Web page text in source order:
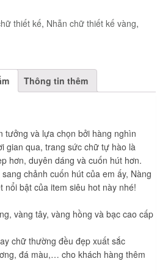
thiết kế, Nhẫn chữ thiết kế vàng,
Thông tin thêm
tưởng và lựa chọn bởi hàng nghìn
gian qua, trang sức chữ tự hào là
hơn, duyên dáng và cuốn hút hơn.
chảnh cuốn hút của em ấy, Nàng
nổi bật của item siêu hot này nhé!
vàng tây, vàng hồng và bạc cao cấp
chữ thường đều đẹp xuất sắc
đá màu,… cho khách hàng thêm